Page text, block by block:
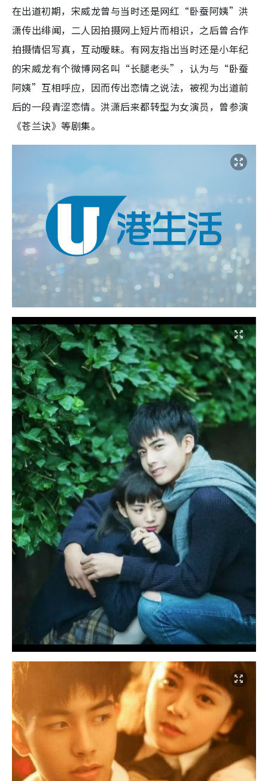
在出道初期，宋威龙曾与当时还是网红“卧蚕阿姨”洪
潇传出绯闻，二人因拍摄网上短片而相识，之后曾合作
拍摄情侣写真，互动暧昧。有网友指出当时还是小年纪
的宋威龙有个微博网名叫“长腿老头”，认为与“卧蚕
阿姨”互相呼应，因而传出恋情之说法，被视为出道前
后的一段青涩恋情。洪潇后来都转型为女演员，曾参演
《苍兰诀》等剧集。